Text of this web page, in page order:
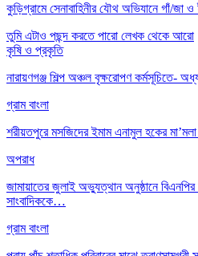
কুড়িগ্রামে সেনাবাহিনীর যৌথ অভিযানে গাঁ/
তুমি এটাও পছন্দ করতে পারো লেখক থেকে আরো
কৃষি ও প্রকৃতি
নারায়ণগঞ্জ শিল্প অঞ্চল বৃক্ষরোপণ কর্মসূচিতে-
গ্রাম বাংলা
শরীয়তপুরে মসজিদের ইমাম এনামুল হকের
অপরাধ
জামায়াতের জুলাই অভ্যুত্থান অনুষ্ঠানে বিএনপির
সাংবাদিককে…
গ্রাম বাংলা